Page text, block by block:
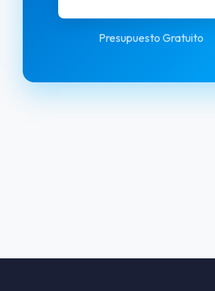
Presupuesto Gratuito